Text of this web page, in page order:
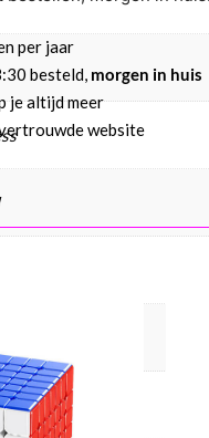
per jaar
besteld, morgen in huis
je altijd meer
website